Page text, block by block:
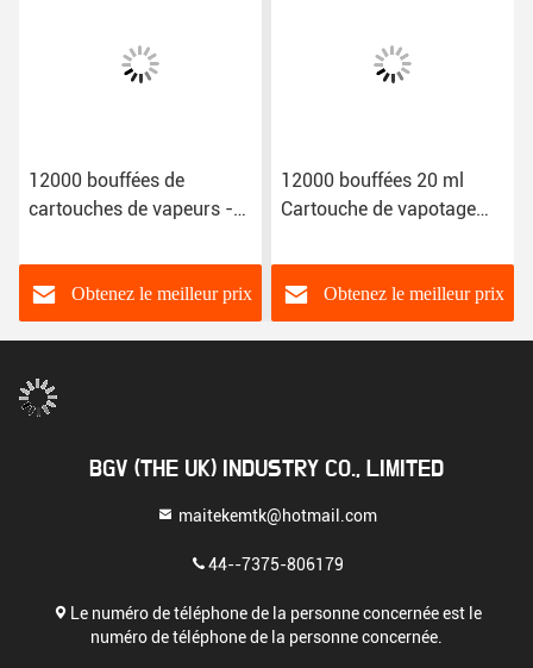
12000 bouffées de
cartouches de vapeurs -
Obtenez le meilleur prix
12000 bouffées 20 ml
Cartouche de vapotage
pour cigarettes
électroniques
Obtenez le meilleur prix
BGV (THE UK) INDUSTRY CO., LIMITED
maitekemtk@hotmail.com
44--7375-806179
Le numéro de téléphone de la personne concernée est le
numéro de téléphone de la personne concernée.